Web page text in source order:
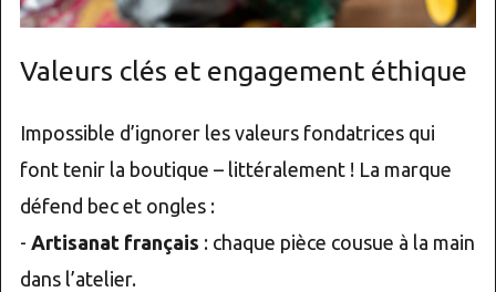
Valeurs clés et engagement éthique
Impossible d’ignorer les valeurs fondatrices qui
font tenir la boutique – littéralement ! La marque
défend bec et ongles :
- Artisanat français : chaque pièce cousue à la main
dans l’atelier.